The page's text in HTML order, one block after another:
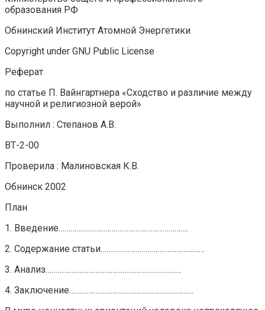
образования РФ
Обнинский Институт Атомной Энергетики
Copyright under GNU Public License
Реферат
по статье П. Вайнгартнера «Сходство и различие между
научной и религиозной верой»
Выполнил : Степанов А.В.
ВТ-2-00
Проверила : Малиновская К.В.
Обнинск 2002
План
1. Введение…………………..…………………………………….
2. Содержание статьи……..………………………………………
3. Анализ……………………………………………………………
4. Заключение………………………………………………………